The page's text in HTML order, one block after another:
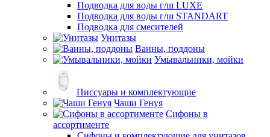
Подводка для воды г/ш LUXE
Подводка для воды г/ш STANDART
Подводка для смесителей
Унитазы
Ванны, поддоны
Умывальники, мойки
Писсуары и комплектующие
Чаши Генуя
Сифоны в
ассортименте